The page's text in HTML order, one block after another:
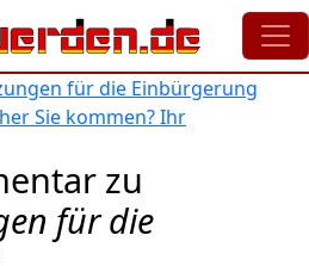
für die Einbürgerung
Sie kommen? Ihr
zu
für die